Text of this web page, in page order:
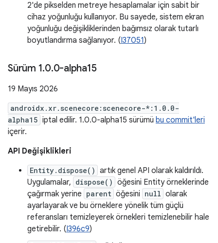
2'de pikselden metreye hesaplamalar için sabit bir
cihaz yoğunluğu kullanıyor. Bu sayede, sistem ekran
yoğunluğu değişikliklerinden bağımsız olarak tutarlı
boyutlandırma sağlanıyor. (I37051)
Sürüm 1.0.0-alpha15
19 Mayıs 2026
androidx.xr.scenecore:scenecore-*:1.0.0-
alpha15 iptal edilir. 1.0.0-alpha15 sürümü bu commit'leri
içerir.
API Değişiklikleri
Entity.dispose() artık genel API olarak kaldırıldı.
Uygulamalar, dispose() öğesini Entity örneklerinde
çağırmak yerine parent öğesini null olarak
ayarlayarak ve bu örneklere yönelik tüm güçlü
referansları temizleyerek örnekleri temizlenebilir hale
getirebilir. (I396c9)